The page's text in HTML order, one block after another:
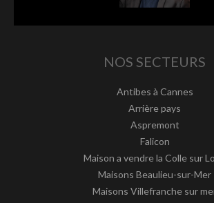
NOS SECTEURS
Antibes à Cannes
Arrière pays
Aspremont
Falicon
Maison a vendre la Colle sur
Maisons Beaulieu-sur-Mer
Maisons Villefranche sur